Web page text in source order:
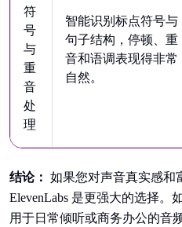
符
号
与
重
音
处
理
智能识别标点符号与
句子结构，停顿、重
音和语调表现得非常
自然。
结论： 如果您对声音真实感和
ElevenLabs 是更强大的选择。
用于日常倾听或商务办公的音